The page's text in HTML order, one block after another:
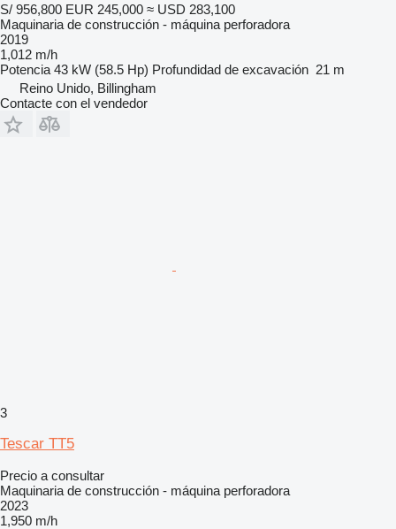
S/ 956,800 EUR 245,000 ≈ USD 283,100
Maquinaria de construcción - máquina perforadora
2019
1,012 m/h
Potencia 43 kW (58.5 Hp) Profundidad de excavación 21 m
Reino Unido, Billingham
Contacte con el vendedor
3
Tescar TT5
Precio a consultar
Maquinaria de construcción - máquina perforadora
2023
1,950 m/h